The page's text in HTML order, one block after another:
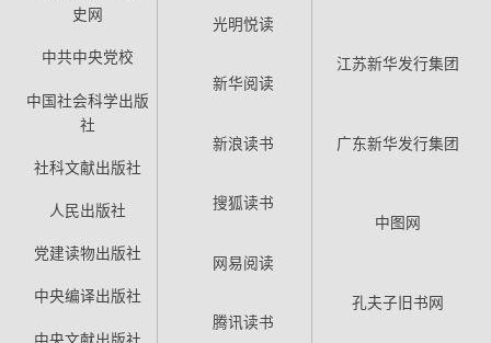
史网
中共中央党校
中国社会科学出版
社
社科文献出版社
人民出版社
党建读物出版社
中央编译出版社
中央文献出版社
光明悦读
新华阅读
新浪读书
搜狐读书
网易阅读
腾讯读书
江苏新华发行集团
广东新华发行集团
中图网
孔夫子旧书网